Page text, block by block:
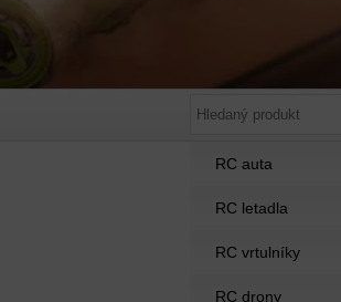
RC auta
RC letadla
RC vrtulníky
RC drony